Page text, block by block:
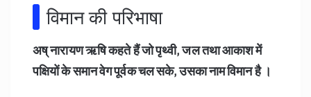
विमान की परिभाषा
अष् नारायण ऋषि कहते हैं जो पृथ्वी, जल तथा आकाश में
पक्षियों के समान वेग पूर्वक चल सके, उसका नाम विमान है ।